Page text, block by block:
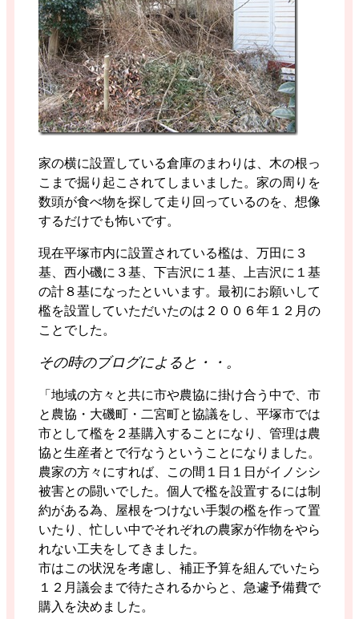
家の横に設置している倉庫のまわりは、木の根っ
こまで掘り起こされてしまいました。家の周りを
数頭が食べ物を探して走り回っているのを、想像
するだけでも怖いです。
現在平塚市内に設置されている檻は、万田に３
基、西小磯に３基、下吉沢に１基、上吉沢に１基
の計８基になったといいます。最初にお願いして
檻を設置していただいたのは２００６年１２月の
ことでした。
その時のブログによると・・。
「地域の方々と共に市や農協に掛け合う中で、市
と農協・大磯町・二宮町と協議をし、平塚市では
市として檻を２基購入することになり、管理は農
協と生産者とで行なうということになりました。
農家の方々にすれば、この間１日１日がイノシシ
被害との闘いでした。個人で檻を設置するには制
約がある為、屋根をつけない手製の檻を作って置
いたり、忙しい中でそれぞれの農家が作物をやら
れない工夫をしてきました。
市はこの状況を考慮し、補正予算を組んでいたら
１２月議会まで待たされるからと、急遽予備費で
購入を決めました。